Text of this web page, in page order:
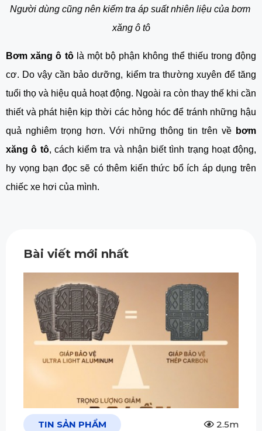
Người dùng cũng nên kiểm tra áp suất nhiên liệu của bơm
xăng ô tô
Bơm xăng ô tô là một bộ phận không thể thiếu trong động
cơ. Do vậy cần bảo dưỡng, kiểm tra thường xuyên để tăng
tuổi thọ và hiệu quả hoạt động. Ngoài ra còn thay thế khi cần
thiết và phát hiện kịp thời các hỏng hóc để tránh những hậu
quả nghiêm trọng hơn. Với những thông tin trên về bơm
xăng ô tô, cách kiểm tra và nhận biết tình trạng hoạt động,
hy vọng bạn đọc sẽ có thêm kiến thức bổ ích áp dụng trên
chiếc xe hơi của mình.
Bài viết mới nhất
TIN SẢN PHẨM 2.5m